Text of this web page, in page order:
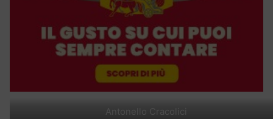
Antonello Cracolici